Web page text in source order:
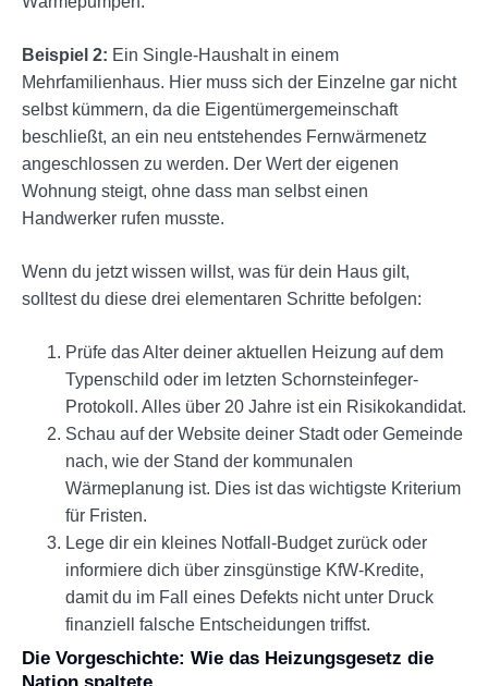
Beispiel 2: Ein Single-Haushalt in einem
Mehrfamilienhaus. Hier muss sich der Einzelne gar nicht
selbst kümmern, da die Eigentümergemeinschaft
beschließt, an ein neu entstehendes Fernwärmenetz
angeschlossen zu werden. Der Wert der eigenen
Wohnung steigt, ohne dass man selbst einen
Handwerker rufen musste.
Wenn du jetzt wissen willst, was für dein Haus gilt,
solltest du diese drei elementaren Schritte befolgen:
Prüfe das Alter deiner aktuellen Heizung auf dem
Typenschild oder im letzten Schornsteinfeger-
Protokoll. Alles über 20 Jahre ist ein Risikokandidat.
Schau auf der Website deiner Stadt oder Gemeinde
nach, wie der Stand der kommunalen
Wärmeplanung ist. Dies ist das wichtigste Kriterium
für Fristen.
Lege dir ein kleines Notfall-Budget zurück oder
informiere dich über zinsgünstige KfW-Kredite,
damit du im Fall eines Defekts nicht unter Druck
finanziell falsche Entscheidungen triffst.
Die Vorgeschichte: Wie das Heizungsgesetz die